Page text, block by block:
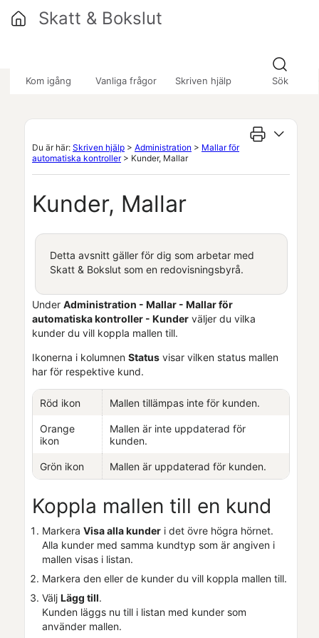
Kom igång Vanliga frågor Skriven hjälp Sök
Skatt & Bokslut
Du är här: Skriven hjälp > Administration > Mallar för
automatiska kontroller> Kunder, Mallar
Kunder, Mallar
Detta avsnitt gäller för dig som arbetar med
Skatt & Bokslutsom en redovisningsbyrå.
Under Administration - Mallar - Mallar för
automatiska kontroller - Kunder väljer du vilka
kunder du vill koppla mallen till.
Ikonerna i kolumnen Status visar vilken status mallen
har för respektive kund.
Röd ikon Mallen tillämpas inte för kunden.
Orange
ikon
Mallen är inte uppdaterad för
kunden.
Grön ikon Mallen är uppdaterad för kunden.
Koppla mallen till en kund
Markera Visa alla kunder i det övre högra hörnet.
Alla kunder med samma kundtyp som är angiven i
mallen visas i listan.
Markera den eller de kunder du vill koppla mallen till.
Välj Lägg till.
Kunden läggs nu till i listan med kunder som
använder mallen.